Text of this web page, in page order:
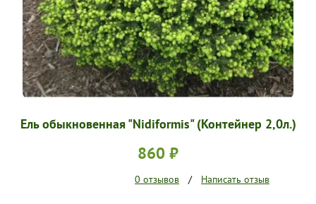
КОНТАКТЫ
Ель обыкновенная "Nidiformis" (Контейнер 2,0л.)
860 ₽
0 отзывов / Написать отзыв